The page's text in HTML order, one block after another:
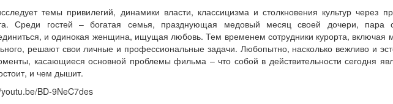
темы привилегий, динамики власти, классицизма и столкновения культур через
Среди гостей – богатая семья, празднующая медовый месяц своей дочери, пара
и одинокая женщина, ищущая любовь. Тем временем сотрудники курорта, включая
решают свои личные и профессиональные задачи. Любопытно, насколько вежливо и
касающиеся основной проблемы фильма – что собой в действительности сегодня
и чем дышит.
BD-9NeC7des